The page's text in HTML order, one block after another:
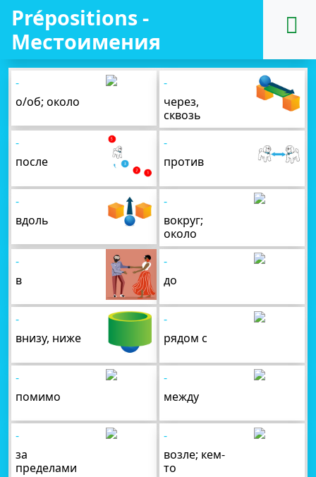
Prépositions -
Местоимения
-
о/об; около
-
через,
сквозь
-
после
-
против
-
вдоль
-
вокруг;
около
-
в
-
до
-
внизу, ниже
-
рядом с
-
помимо
-
между
-
за
пределами
-
возле; кем-
то